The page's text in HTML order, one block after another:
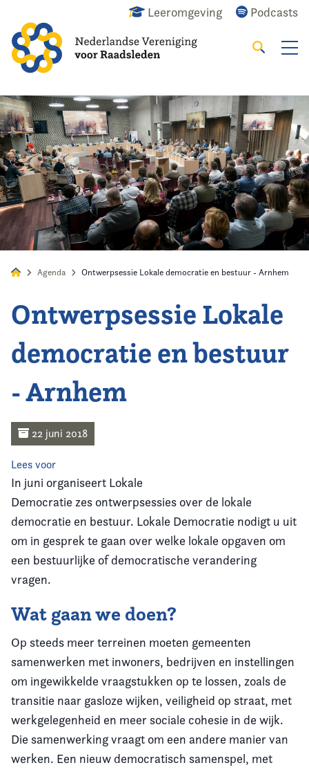
Leeromgeving Podcasts
Alles Nieuws Agenda Raadslid
Zoeken
Home
Agenda
Nieuws
Opleiding
Kennis & Informatie
Vereniging
Contact
Agenda Ontwerpsessie Lokale democratie en bestuur - Arnhem
Ontwerpsessie Lokale
democratie en bestuur
- Arnhem
22 juni 2018
Lees voor
In juni organiseert Lokale
Democratie zes ontwerpsessies over de lokale
democratie en bestuur. Lokale Democratie nodigt u uit
om in gesprek te gaan over welke lokale opgaven om
een bestuurlijke of democratische verandering
vragen.
Wat gaan we doen?
Op steeds meer terreinen moeten gemeenten
samenwerken met inwoners, bedrijven en instellingen
om ingewikkelde vraagstukken op te lossen, zoals de
transitie naar gasloze wijken, veiligheid op straat, met
werkgelegenheid en meer sociale cohesie in de wijk.
Die samenwerking vraagt om een andere manier van
werken. Een nieuw democratisch samenspel, met